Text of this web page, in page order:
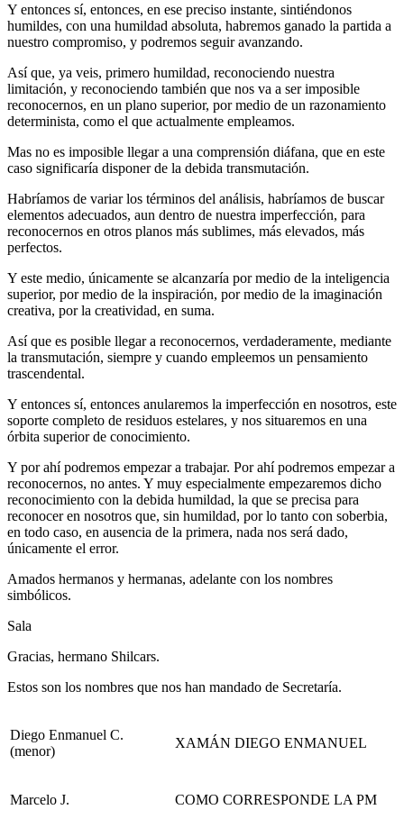
Y entonces sí, entonces, en ese preciso instante, sintiéndonos
humildes, con una humildad absoluta, habremos ganado la partida a
nuestro compromiso, y podremos seguir avanzando.
Así que, ya veis, primero humildad, reconociendo nuestra
limitación, y reconociendo también que nos va a ser imposible
reconocernos, en un plano superior, por medio de un razonamiento
determinista, como el que actualmente empleamos.
Mas no es imposible llegar a una comprensión diáfana, que en este
caso significaría disponer de la debida transmutación.
Habríamos de variar los términos del análisis, habríamos de buscar
elementos adecuados, aun dentro de nuestra imperfección, para
reconocernos en otros planos más sublimes, más elevados, más
perfectos.
Y este medio, únicamente se alcanzaría por medio de la inteligencia
superior, por medio de la inspiración, por medio de la imaginación
creativa, por la creatividad, en suma.
Así que es posible llegar a reconocernos, verdaderamente, mediante
la transmutación, siempre y cuando empleemos un pensamiento
trascendental.
Y entonces sí, entonces anularemos la imperfección en nosotros, este
soporte completo de residuos estelares, y nos situaremos en una
órbita superior de conocimiento.
Y por ahí podremos empezar a trabajar. Por ahí podremos empezar a
reconocernos, no antes. Y muy especialmente empezaremos dicho
reconocimiento con la debida humildad, la que se precisa para
reconocer en nosotros que, sin humildad, por lo tanto con soberbia,
en todo caso, en ausencia de la primera, nada nos será dado,
únicamente el error.
Amados hermanos y hermanas, adelante con los nombres
simbólicos.
Sala
Gracias, hermano Shilcars.
Estos son los nombres que nos han mandado de Secretaría.
Diego Enmanuel C.
(menor)
XAMÁN DIEGO ENMANUEL
Marcelo J. COMO CORRESPONDE LA PM